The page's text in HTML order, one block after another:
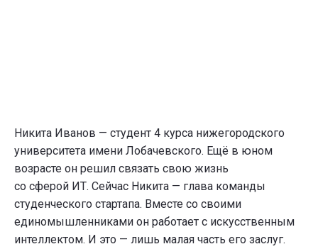
Никита Иванов — студент 4 курса нижегородского
университета имени Лобачевского. Ещё в юном
возрасте он решил связать свою жизнь
со сферой ИТ. Сейчас Никита — глава команды
студенческого стартапа. Вместе со своими
единомышленниками он работает с искусственным
интеллектом. И это — лишь малая часть его заслуг.